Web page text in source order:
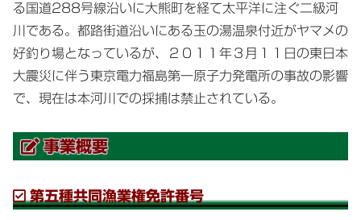
る国道288号線沿いに大熊町を経て太平洋に注ぐ二級河
川である。都路街道沿いにある玉の湯温泉付近がヤマメの
好釣り場となっているが、２０１１年３月１１日の東日本
大震災に伴う東京電力福島第一原子力発電所の事故の影響
で、現在は本河川での採捕は禁止されている。
事業概要
第五種共同漁業権免許番号